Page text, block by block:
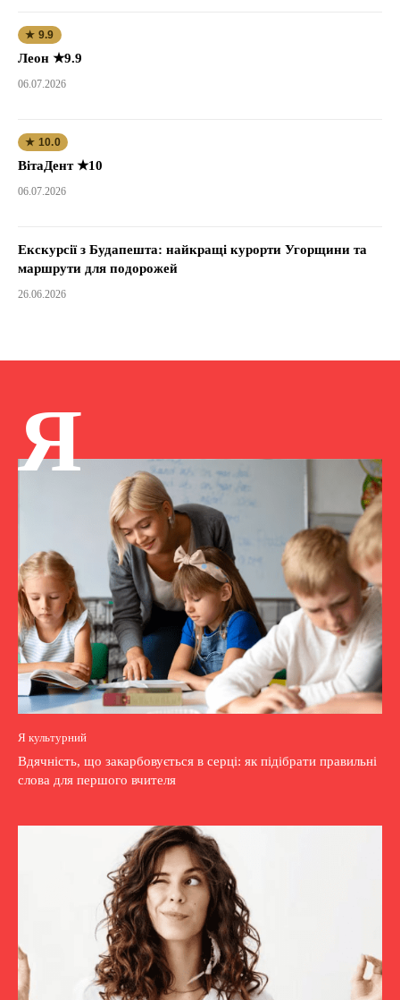
★ 9.9
Леон ★9.9
06.07.2026
★ 10.0
ВітаДент ★10
06.07.2026
Екскурсії з Будапешта: найкращі курорти Угорщини та
маршрути для подорожей
26.06.2026
Я
Я культурний
Вдячність, що закарбовується в серці: як підібрати правильні
слова для першого вчителя